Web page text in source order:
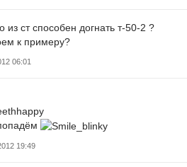
из ст способен догнать т-50-2 ?
к примеру?
06:01
19:49